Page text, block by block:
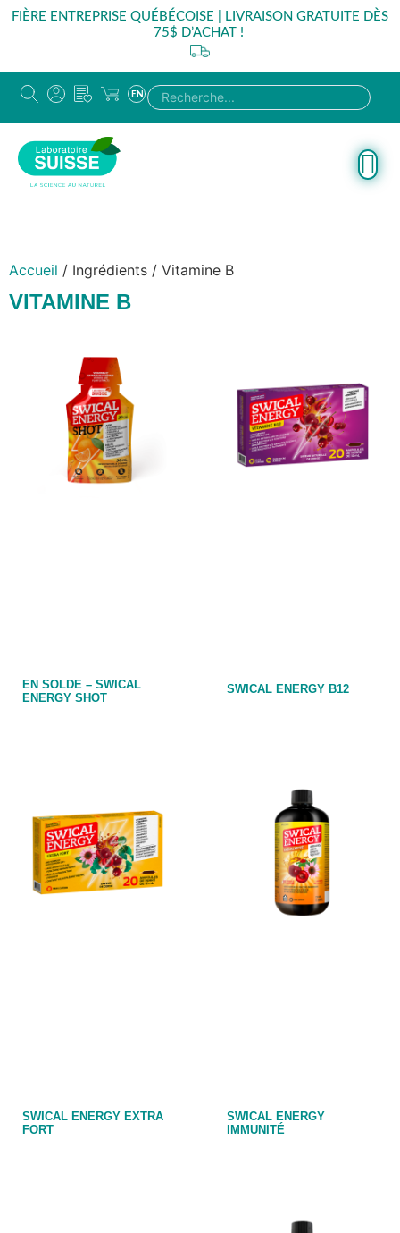
FIÈRE ENTREPRISE QUÉBÉCOISE | LIVRAISON GRATUITE DÈS
75$ D’ACHAT !
EN
Accueil / Ingrédients / Vitamine B
VITAMINE B
EN SOLDE – SWICAL
ENERGY SHOT
SWICAL ENERGY B12
SWICAL ENERGY EXTRA
FORT
SWICAL ENERGY
IMMUNITÉ